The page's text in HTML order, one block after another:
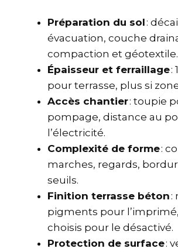
Préparation du sol :
évacuation, couche
compaction et géotextile.
Épaisseur et ferraillage:
pour terrasse, plus si
Accès chantier: toupie
pompage, distance au
l’électricité.
Complexité de forme:
marches, regards,
seuils.
Finition terrasse béton :
pigments pour
choisis pour le désactivé.
Protection de surface: